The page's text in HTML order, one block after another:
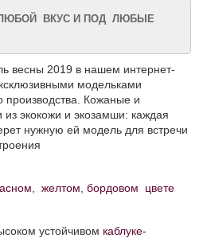
ВКУС И ПОД ЛЮБЫЕ
весны 2019 в нашем интернет-
модельками
производства. Кожаные и
экокожи и экозамши: каждая
нужную ей модель для встречи
желтом бордовом цвете
устойчивом каблуке-